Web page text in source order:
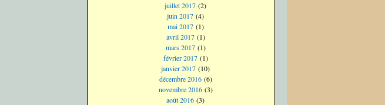
juillet 2017 (2)
juin 2017 (4)
mai 2017(1)
avril 2017(1)
mars 2017(1)
février 2017(1)
janvier 2017 (10)
décembre 2016(6)
novembre 2016(3)
août 2016 (3)